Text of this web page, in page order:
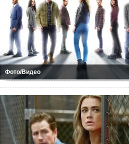
Фото/Видео